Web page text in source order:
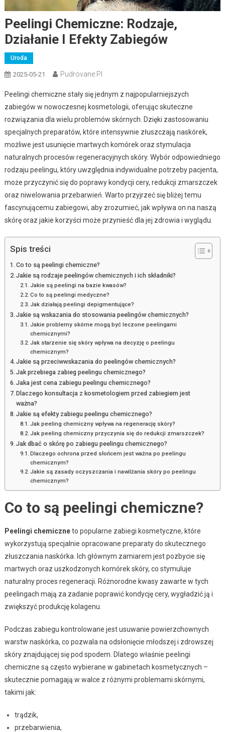
Peelingi Chemiczne: Rodzaje,
Działanie I Efekty Zabiegów
Uroda
2025-05-21 Pudrovane.pl
Peelingi chemiczne stały się jednym z najpopularniejszych
zabiegów w nowoczesnej kosmetologii, oferując skuteczne
rozwiązania dla wielu problemów skórnych. Dzięki zastosowaniu
specjalnych preparatów, które intensywnie złuszczają naskórek,
możliwe jest usunięcie martwych komórek oraz stymulacja
naturalnych procesów regeneracyjnych skóry. Wybór odpowiedniego
rodzaju peelingu, który uwzględnia indywidualne potrzeby pacjenta,
może przyczynić się do poprawy kondycji cery, redukcji zmarszczek
oraz niwelowania przebarwień. Warto przyjrzeć się bliżej temu
fascynującemu zabiegowi, aby zrozumieć, jak wpływa on na naszą
skórę oraz jakie korzyści może przynieść dla jej zdrowia i wyglądu.
Spis treści
Co to są peelingi chemiczne?
Jakie są rodzaje peelingów chemicznych i ich składniki?
Jakie są peelingi na bazie kwasów?
Co to są peelingi medyczne?
Jak działają peelingi depigmentujące?
Jakie są wskazania do stosowania peelingów chemicznych?
Jakie problemy skórne mogą być leczone peelingami
chemicznymi?
Jak starzenie się skóry wpływa na decyzję o peelingu
chemicznym?
Jakie są przeciwwskazania do peelingów chemicznych?
Jak przebiega zabieg peelingu chemicznego?
Jaka jest cena zabiegu peelingu chemicznego?
Dlaczego konsultacja z kosmetologiem przed zabiegiem jest
ważna?
Jakie są efekty zabiegu peelingu chemicznego?
Jak peeling chemiczny wpływa na regenerację skóry?
Jak peeling chemiczny przyczynia się do redukcji zmarszczek?
Jak dbać o skórę po zabiegu peelingu chemicznego?
Dlaczego ochrona przed słońcem jest ważna po peelingu
chemicznym?
Jakie są zasady oczyszczania i nawilżania skóry po peelingu
chemicznym?
Co to są peelingi chemiczne?
Peelingi chemiczneto popularne zabiegi kosmetyczne, które
wykorzystują specjalnie opracowane preparaty do skutecznego
złuszczania naskórka. Ich głównym zamiarem jest pozbycie się
martwych oraz uszkodzonych komórek skóry, co stymuluje
naturalny proces regeneracji. Różnorodne kwasy zawarte w tych
peelingach mają za zadanie poprawić kondycję cery, wygładzić ją i
zwiększyć produkcję kolagenu.
Podczas zabiegu kontrolowane jest usuwanie powierzchownych
warstw naskórka, co pozwala na odsłonięcie młodszej i zdrowszej
skóry znajdującej się pod spodem. Dlatego właśnie peelingi
chemiczne są często wybierane w gabinetach kosmetycznych –
skutecznie pomagają w walce z różnymi problemami skórnymi,
takimi jak:
trądzik,
przebarwienia,